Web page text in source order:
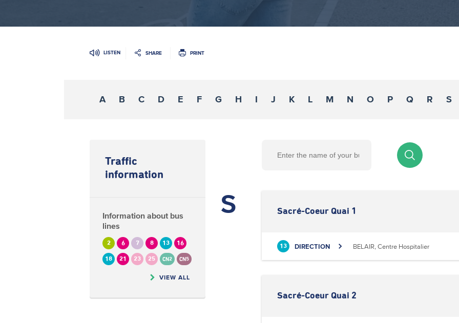
LISTEN SHARE PRINT
A B C D E F G H I J K L M N O P Q R S
Traffic
information
Information about bus
lines
2 6 7 8 13 16
18 21 23 25 CN2 CN5
VIEW ALL
S Sacré-Coeur Quai 1
13 DIRECTION BELAIR, Centre Hospitalier
Sacré-Coeur Quai 2